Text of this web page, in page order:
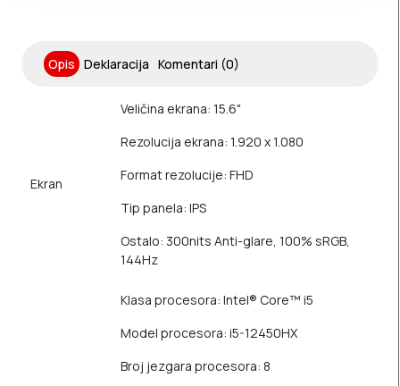
Opis Deklaracija Komentari (0)
Ekran
Veličina ekrana: 15.6"
Rezolucija ekrana: 1.920 x 1.080
Format rezolucije: FHD
Tip panela: IPS
Ostalo: 300nits Anti-glare, 100% sRGB,
144Hz
Klasa procesora: Intel® Core™ i5
Model procesora: i5-12450HX
Broj jezgara procesora: 8